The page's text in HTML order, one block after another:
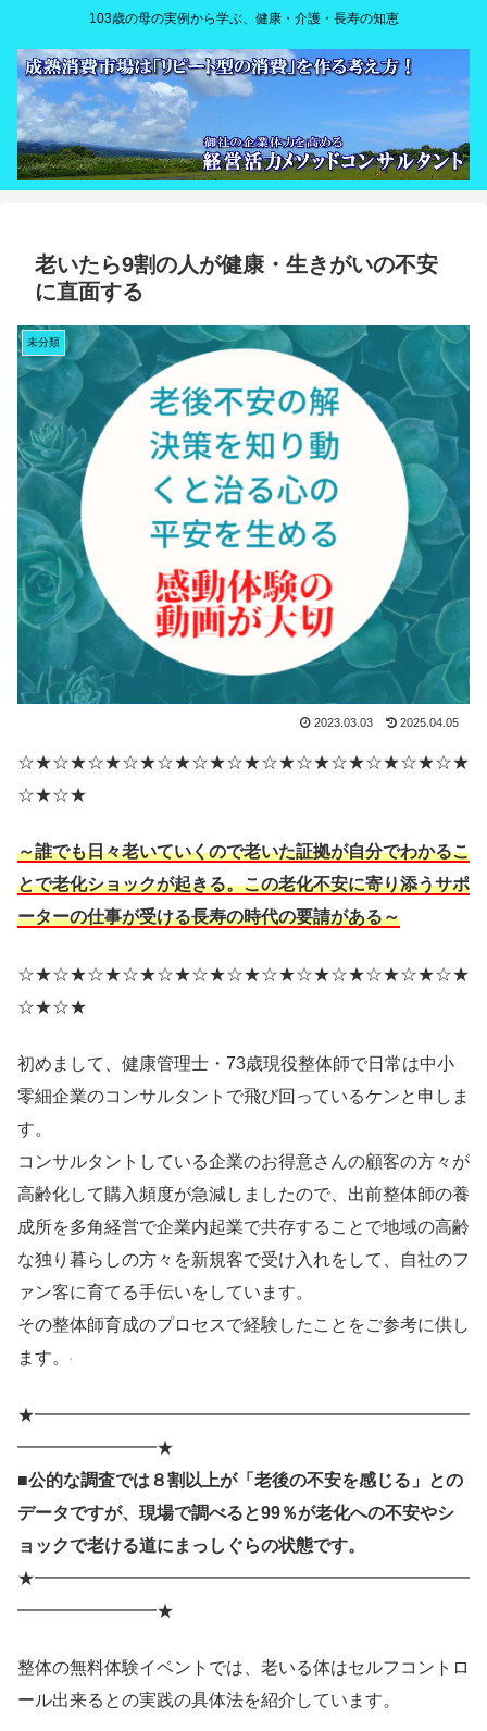
103歳の母の実例から学ぶ、健康・介護・長寿の知恵
老いたら9割の人が健康・生きがいの不安
に直面する
未分類
2023.03.03 2025.04.05
☆★☆★☆★☆★☆★☆★☆★☆★☆★☆★☆★☆★☆★
☆★☆★
～誰でも日々老いていくので老いた証拠が自分でわかるこ
とで老化ショックが起きる。この老化不安に寄り添うサポ
ーターの仕事が受ける長寿の時代の要請がある～
☆★☆★☆★☆★☆★☆★☆★☆★☆★☆★☆★☆★☆★
☆★☆★
初めまして、健康管理士・73歳現役整体師で日常は中小
零細企業のコンサルタントで飛び回っているケンと申しま
す。
コンサルタントしている企業のお得意さんの顧客の方々が
高齢化して購入頻度が急減しましたので、出前整体師の養
成所を多角経営で企業内起業で共存することで地域の高齢
な独り暮らしの方々を新規客で受け入れをして、自社のフ
ァン客に育てる手伝いをしています。
その整体師育成のプロセスで経験したことをご参考に供し
ます。
★━━━━━━━━━━━━━━━━━━━━━━━━━
━━━━━━━━★
■公的な調査では８割以上が「老後の不安を感じる」との
データですが、現場で調べると99％が老化への不安やシ
ョックで老ける道にまっしぐらの状態です。
★━━━━━━━━━━━━━━━━━━━━━━━━━
━━━━━━━━★
整体の無料体験イベントでは、老いる体はセルフコントロ
ール出来るとの実践の具体法を紹介しています。